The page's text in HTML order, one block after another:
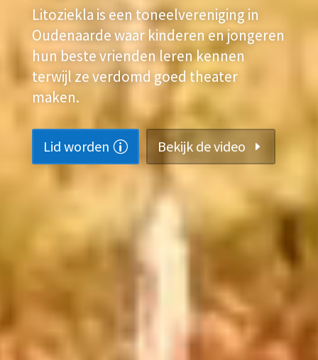
Litoziekla is een toneelvereniging in
Oudenaarde waar kinderen en jongeren
hun beste vrienden leren kennen
terwijl ze verdomd goed theater
maken.
Lid worden Bekijk de video